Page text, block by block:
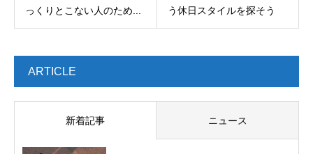
っくりとこない人のため...
う休日スタイルを探そう
ARTICLE
新着記事 ニュース